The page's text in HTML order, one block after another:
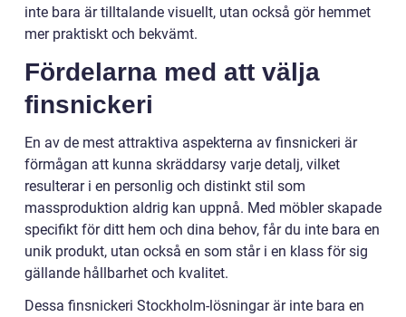
inte bara är tilltalande visuellt, utan också gör hemmet
mer praktiskt och bekvämt.
Fördelarna med att välja
finsnickeri
En av de mest attraktiva aspekterna av finsnickeri är
förmågan att kunna skräddarsy varje detalj, vilket
resulterar i en personlig och distinkt stil som
massproduktion aldrig kan uppnå. Med möbler skapade
specifikt för ditt hem och dina behov, får du inte bara en
unik produkt, utan också en som står i en klass för sig
gällande hållbarhet och kvalitet.
Dessa finsnickeri Stockholm-lösningar är inte bara en